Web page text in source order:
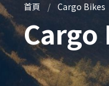
首頁 Cargo Bikes
Cargo